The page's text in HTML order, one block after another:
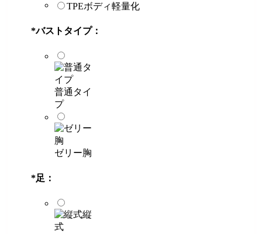
TPEボディ軽量化
*バストタイプ：
普通タイ
プ
ゼリー胸
*足：
縦
式